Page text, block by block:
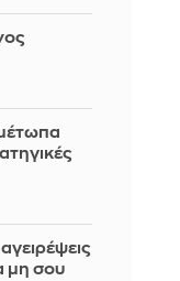
μη σου